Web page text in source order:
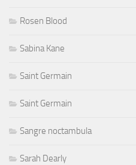
Rosen Blood
Sabina Kane
Saint Germain
Saint Germain
Sangre noctambula
Sarah Dearly